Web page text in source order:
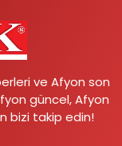
ve Afyon son
güncel, Afyon
bizi takip edin!